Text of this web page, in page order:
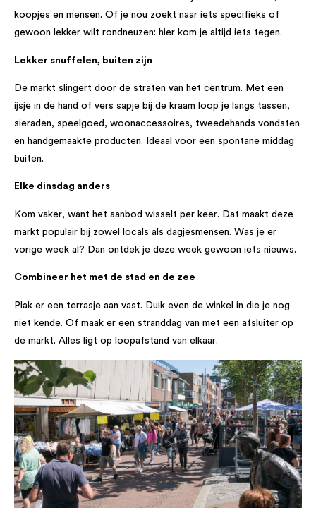
koopjes en mensen. Of je nou zoekt naar iets specifieks of
gewoon lekker wilt rondneuzen: hier kom je altijd iets tegen.
Lekker snuffelen, buiten zijn
De markt slingert door de straten van het centrum. Met een
ijsje in de hand of vers sapje bij de kraam loop je langs tassen,
sieraden, speelgoed, woonaccessoires, tweedehands vondsten
en handgemaakte producten. Ideaal voor een spontane middag
buiten.
Elke dinsdag anders
Kom vaker, want het aanbod wisselt per keer. Dat maakt deze
markt populair bij zowel locals als dagjesmensen. Was je er
vorige week al? Dan ontdek je deze week gewoon iets nieuws.
Combineer het met de stad en de zee
Plak er een terrasje aan vast. Duik even de winkel in die je nog
niet kende. Of maak er een stranddag van met een afsluiter op
de markt. Alles ligt op loopafstand van elkaar.